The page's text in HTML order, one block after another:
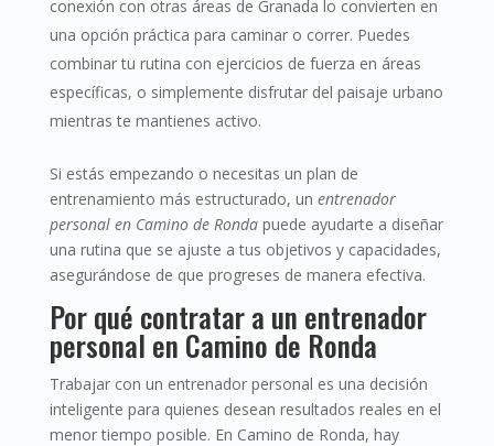
conexión con otras áreas de Granada lo convierten en
una opción práctica para caminar o correr. Puedes
combinar tu rutina con ejercicios de fuerza en áreas
específicas, o simplemente disfrutar del paisaje urbano
mientras te mantienes activo.
Si estás empezando o necesitas un plan de
entrenamiento más estructurado, un entrenador
personal en Camino de Rondapuede ayudarte a diseñar
una rutina que se ajuste a tus objetivos y capacidades,
asegurándose de que progreses de manera efectiva.
Por qué contratar a un entrenador
personal en Camino de Ronda
Trabajar con un entrenador personal es una decisión
inteligente para quienes desean resultados reales en el
menor tiempo posible. En Camino de Ronda, hay